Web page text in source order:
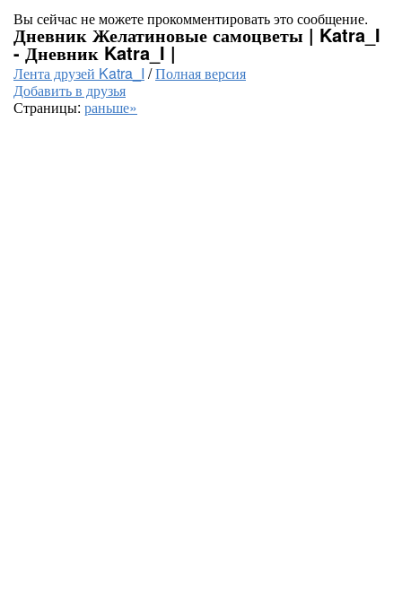
Вы сейчас не можете прокомментировать это сообщение.
Дневник Желатиновые самоцветы | Katra_I
- Дневник Katra_I |
Лента друзей Katra_I /Полная версия
Добавить в друзья
Страницы: раньше»